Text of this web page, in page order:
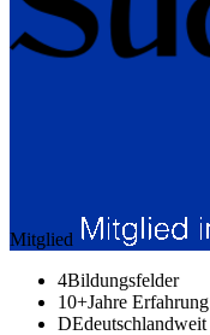
Mitglied
4Bildungsfelder
10+Jahre Erfahrung
DEdeutschlandweit